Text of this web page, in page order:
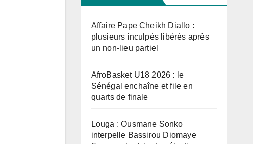
Affaire Pape Cheikh Diallo :
plusieurs inculpés libérés après
un non-lieu partiel
AfroBasket U18 2026 : le
Sénégal enchaîne et file en
quarts de finale
Louga : Ousmane Sonko
interpelle Bassirou Diomaye